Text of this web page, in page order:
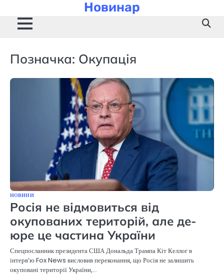
content
Новинар
Позначка: Окупація
НОВИНИ
Росія не відмовиться від
окупованих територій, але де-
юре це частина України
Спецпосланник президента США Дональда Трампа Кіт Келлог в
інтерв’ю Fox News висловив переконання, що Росія не залишить
окуповані території України,…